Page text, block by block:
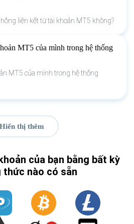
liên kết từ tài khoản MT5 không?
MT5 của mình trong hệ thống
MT5 của mình trong hệ thống
Hiển thị thêm
của bạn bằng bất kỳ
thức nào có sẵn